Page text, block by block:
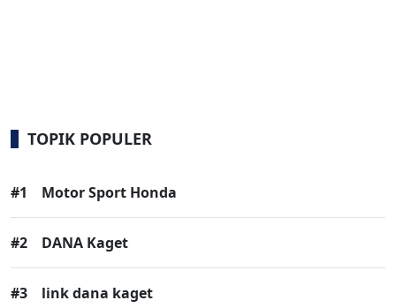
TOPIK POPULER
#1 Motor Sport Honda
#2 DANA Kaget
#3 link dana kaget